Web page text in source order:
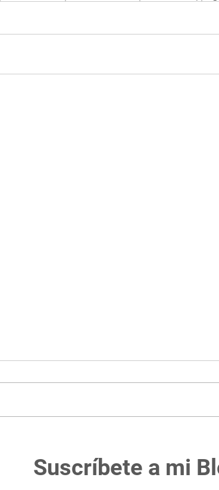
Suscríbete a mi